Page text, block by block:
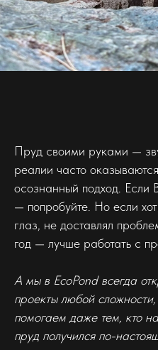
Пруд своими руками —
реалии часто
осознанный подход. Если
— попробуйте. Но если
глаз, не доставлял
год — лучше работать с
А мы в EcoPond всегда
проекты любой
помогаем даже тем, кто
пруд получился по-